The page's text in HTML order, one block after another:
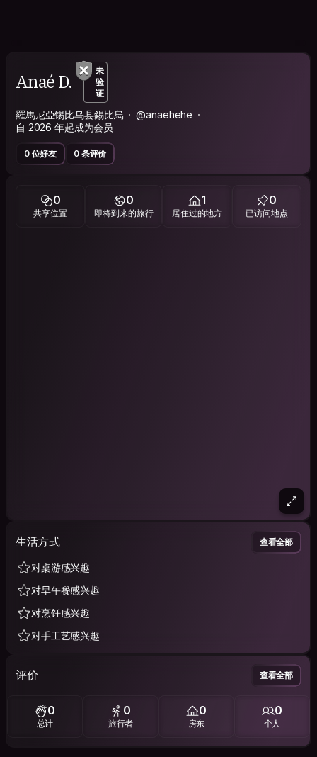
Anaé D.
未
验
证
羅馬尼亞锡比乌县錫比烏
@anaehehe
自 2026 年起成为会员
0 位好友 0 条评价
0
共享位置
0
即将到来的旅行
1
居住过的地方
0
已访问地点
生活方式 查看全部
对桌游感兴趣
对早午餐感兴趣
对烹饪感兴趣
对手工艺感兴趣
评价 查看全部
0
总计
0
旅行者
0
房东
0
个人